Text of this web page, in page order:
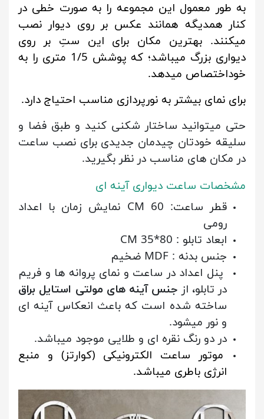
به طور معمول این مجموعه را به صورت خطی در
کنار همدیگه همانند عکس بر روی دیوار نصب
میکنند. بهترین مکان برای این ستِ بر روی
دیواری بزرگ میباشد؛ که پوشش 1/5 متری را به
خوداختصاص میدهد.
برای نمای بیشتر به نورپردازی مناسب احتیاج دارد.
حتی میتوانید ساختار شکنی کنید و طبق فضا و
سلیقه خودتان چیدمان جدیدی برای نصب ساعت
در مکان های مناسب در نظر بگیرید.
مشخصات ساعت دیواری آینه ای
قطر ساعت: 60 CM نمایش زمان با اعداد
رومی
ابعاد تابلو : 80*35 CM
جنس بدنه : MDF ضخیم
پنل اعداد در ساعت و نمای پروانه ها و فریم
در تابلو، از جنس آینه های مولتی استایل براق
ساخته شده است که باعث انعکاس آینه ای
و نور میشود.
در دو رنگ نقره ای و طلایی موجود میباشد.
موتور ساعت الکترونیکی (کوارتز) و منبع
انرژی باطری میباشد.